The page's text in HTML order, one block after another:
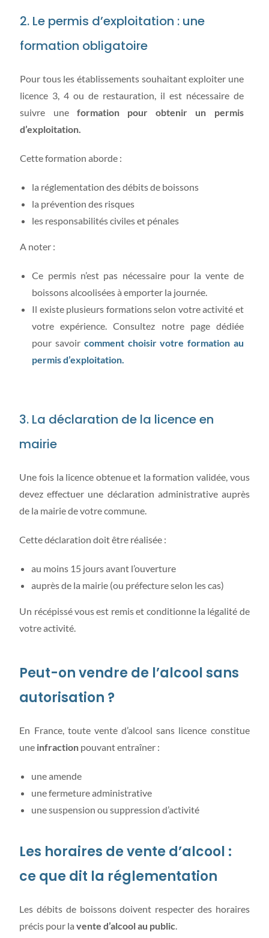
2. Le permis d’exploitation : une
formation obligatoire
Pour tous les établissements souhaitant exploiter une
licence 3, 4 ou de restauration, il est nécessaire de
suivre une formation pour obtenir un permis
d’exploitation.
Cette formation aborde :
la réglementation des débits de boissons
la prévention des risques
les responsabilités civiles et pénales
A noter :
Ce permis n’est pas nécessaire pour la vente de
boissons alcoolisées à emporter la journée.
Il existe plusieurs formations selon votre activité et
votre expérience. Consultez notre page dédiée
pour savoir comment choisir votre formation au
permis d’exploitation.
3. La déclaration de la licence en
mairie
Une fois la licence obtenue et la formation validée, vous
devez effectuer une déclaration administrative auprès
de la mairie de votre commune.
Cette déclaration doit être réalisée :
au moins 15 jours avant l’ouverture
auprès de la mairie (ou préfecture selon les cas)
Un récépissé vous est remis et conditionne la légalité de
votre activité.
Peut-on vendre de l’alcool sans
autorisation ?
En France, toute vente d’alcool sans licence constitue
une infraction pouvant entraîner :
une amende
une fermeture administrative
une suspension ou suppression d’activité
Les horaires de vente d’alcool :
ce que dit la réglementation
Les débits de boissons doivent respecter des horaires
précis pour lavente d’alcool au public.